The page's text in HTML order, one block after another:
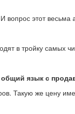
этот весьма
в тройку самых
язык с
Такую же цену